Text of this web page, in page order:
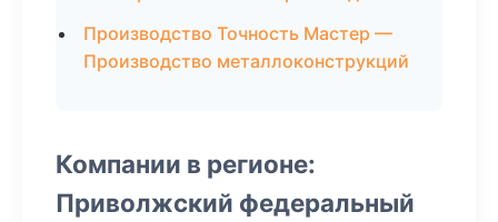
Производство Точность Мастер —
Производство металлоконструкций
Компании в регионе:
Приволжский федеральный